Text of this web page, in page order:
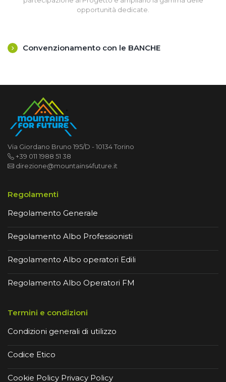
opportunità dedicate.
Convenzionamento con le BANCHE
Via Giordano Bruno 195/D - 10134 Torino
+39 011 1988 51 38
direzione@mountains4future.it
Regolamenti
Regolamento Generale
Regolamento Albo Professionisti
Regolamento Albo operatori Edili
Regolamento Albo Operatori FM
Termini e condizioni
Condizioni generali di utilizzo
Codice Etico
Cookie Policy Privacy Policy